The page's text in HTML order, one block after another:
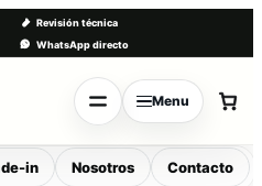
Revisión técnica
WhatsApp directo
Menu
in Nosotros Contacto